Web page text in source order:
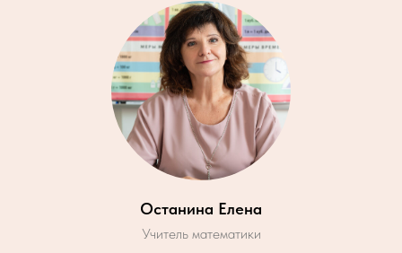
Останина Елена
Учитель математики